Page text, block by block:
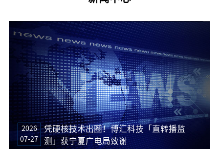
2026
07-27
凭硬核技术出圈！博汇科技「直转播监
测」获宁夏广电局致谢